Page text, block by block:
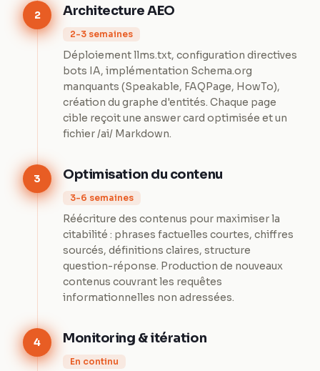
2 Architecture AEO
2-3 semaines
Déploiement llms.txt, configuration directives
bots IA, implémentation Schema.org
manquants (Speakable, FAQPage, HowTo),
création du graphe d'entités. Chaque page
cible reçoit une answer card optimisée et un
fichier /ai/ Markdown.
3 Optimisation du contenu
3-6 semaines
Réécriture des contenus pour maximiser la
citabilité : phrases factuelles courtes, chiffres
sourcés, définitions claires, structure
question-réponse. Production de nouveaux
contenus couvrant les requêtes
informationnelles non adressées.
4 Monitoring & itération
En continu